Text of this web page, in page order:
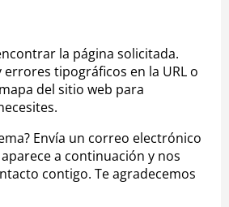
la página solicitada.
errores tipográficos en la URL o
del sitio web para
Envía un correo electrónico
a continuación y nos
contigo. Te agradecemos